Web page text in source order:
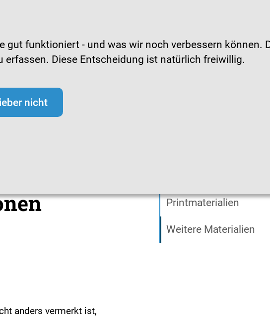
gut funktioniert - und was wir noch verbessern können.
erfassen. Diese Entscheidung ist natürlich freiwillig.
nicht
anders vermerkt ist,
Printmaterialien
Weitere Materialien